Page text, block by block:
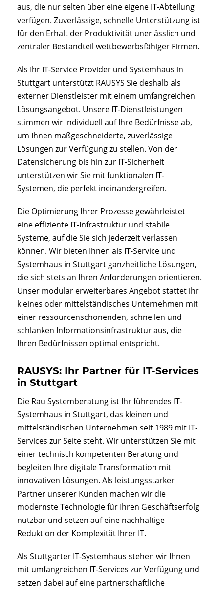
aus, die nur selten über eine eigene IT-Abteilung
verfügen. Zuverlässige, schnelle Unterstützung ist
für den Erhalt der Produktivität unerlässlich und
zentraler Bestandteil wettbewerbsfähiger Firmen.
Als Ihr IT-Service Provider und Systemhaus in
Stuttgart unterstützt RAUSYS Sie deshalb als
externer Dienstleister mit einem umfangreichen
Lösungsangebot. Unsere IT-Dienstleistungen
stimmen wir individuell auf Ihre Bedürfnisse ab,
um Ihnen maßgeschneiderte, zuverlässige
Lösungen zur Verfügung zu stellen. Von der
Datensicherung bis hin zur IT-Sicherheit
unterstützen wir Sie mit funktionalen IT-
Systemen, die perfekt ineinandergreifen.
Die Optimierung Ihrer Prozesse gewährleistet
eine effiziente IT-Infrastruktur und stabile
Systeme, auf die Sie sich jederzeit verlassen
können. Wir bieten Ihnen als IT-Service und
Systemhaus in Stuttgart ganzheitliche Lösungen,
die sich stets an Ihren Anforderungen orientieren.
Unser modular erweiterbares Angebot stattet ihr
kleines oder mittelständisches Unternehmen mit
einer ressourcenschonenden, schnellen und
schlanken Informationsinfrastruktur aus, die
Ihren Bedürfnissen optimal entspricht.
RAUSYS: Ihr Partner für IT-Services
in Stuttgart
Die Rau Systemberatung ist Ihr führendes IT-
Systemhaus in Stuttgart, das kleinen und
mittelständischen Unternehmen seit 1989 mit IT-
Services zur Seite steht. Wir unterstützen Sie mit
einer technisch kompetenten Beratung und
begleiten Ihre digitale Transformation mit
innovativen Lösungen. Als leistungsstarker
Partner unserer Kunden machen wir die
modernste Technologie für Ihren Geschäftserfolg
nutzbar und setzen auf eine nachhaltige
Reduktion der Komplexität Ihrer IT.
Als Stuttgarter IT-Systemhaus stehen wir Ihnen
mit umfangreichen IT-Services zur Verfügung und
setzen dabei auf eine partnerschaftliche